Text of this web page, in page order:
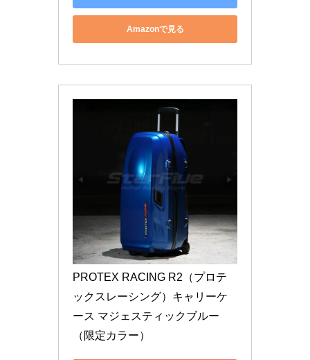
Amazonで見る
PROTEX RACING R2（プロテ
ックスレーシング）キャリーケ
ース マジェスティックブルー
（限定カラー）